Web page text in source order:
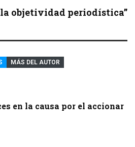
la objetividad periodística”
MÁS DEL AUTOR
en la causa por el accionar